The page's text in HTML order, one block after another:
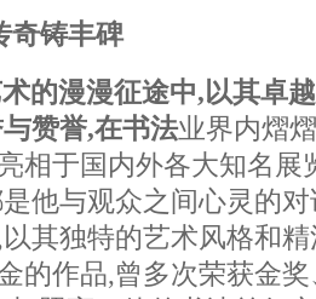
奇铸丰碑
的漫漫征途中,以其卓
赞誉,在书法业界内熠
相于国内外各大知名展
他与观众之间心灵的
其独特的艺术风格和
的作品,曾多次荣获金